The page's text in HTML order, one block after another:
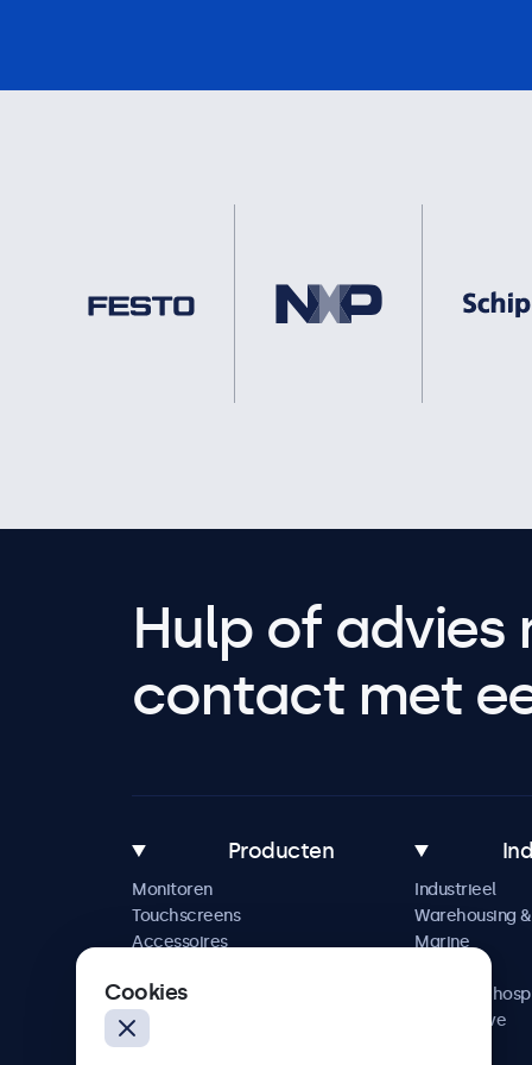
Hulp of advies
contact met
Producten
Monitoren
Touchscreens
Accessoires
Industrieel
Warehousing
Marine
Horeca &
Automotive
Cookies